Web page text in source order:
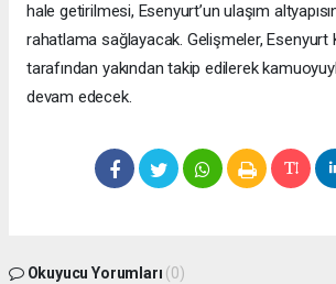
hale getirilmesi, Esenyurt’un ulaşım
rahatlama sağlayacak. Gelişmeler, Esenyurt
tarafından yakından takip edilerek
devam edecek.
Okuyucu Yorumları (0)